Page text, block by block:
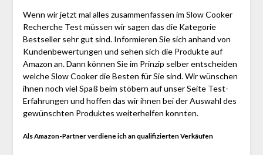
Wenn wir jetzt mal alles zusammenfassen im Slow Cooker
Recherche Test müssen wir sagen das die Kategorie
Bestseller sehr gut sind. Informieren Sie sich anhand von
Kundenbewertungen und sehen sich die Produkte auf
Amazon an. Dann können Sie im Prinzip selber entscheiden
welche Slow Cooker die Besten für Sie sind. Wir wünschen
ihnen noch viel Spaß beim stöbern auf unser Seite Test-
Erfahrungen und hoffen das wir ihnen bei der Auswahl des
gewünschten Produktes weiterhelfen konnten.
Als Amazon-Partner verdiene ich an qualifizierten Verkäufen